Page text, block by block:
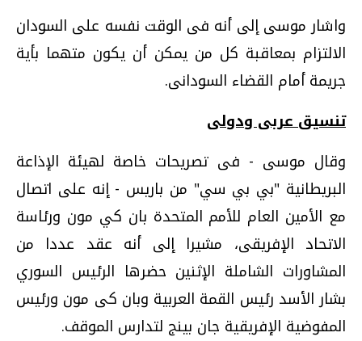
واشار موسى إلى أنه فى الوقت نفسه على السودان
الالتزام بمعاقبة كل من يمكن أن يكون متهما بأية
جريمة أمام القضاء السودانى.
تنسيق عربى ودولى
وقال موسى - فى تصريحات خاصة لهيئة الإذاعة
البريطانية "بي بي سي" من باريس - إنه على اتصال
مع الأمين العام للأمم المتحدة بان كي مون ورئاسة
الاتحاد الإفريقى، مشيرا إلى أنه عقد عددا من
المشاورات الشاملة الإثنين حضرها الرئيس السوري
بشار الأسد رئيس القمة العربية وبان كى مون ورئيس
المفوضية الإفريقية جان بينج لتدارس الموقف.